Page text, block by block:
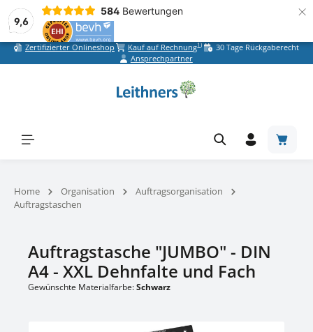
9,6
584 Bewertungen ×
Zum Hauptinhalt springen
Zertifizierter Onlineshop Kauf auf Rechnung1)
30 Tage Rückgaberecht
Ansprechpartner
Home Organisation
Auftragsorganisation
Auftragstaschen
Auftragstasche "JUMBO" - DIN
A4 - XXL Dehnfalte und Fach
Gewünschte Materialfarbe:Schwarz
Bildergalerie überspringen